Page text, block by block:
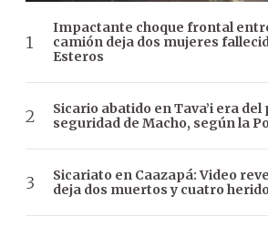
Impactante choque frontal
camión deja dos mujeres
Esteros
Sicario abatido en Tava’i era
seguridad de Macho, según la
Sicariato en Caazapá: Video
deja dos muertos y cuatro